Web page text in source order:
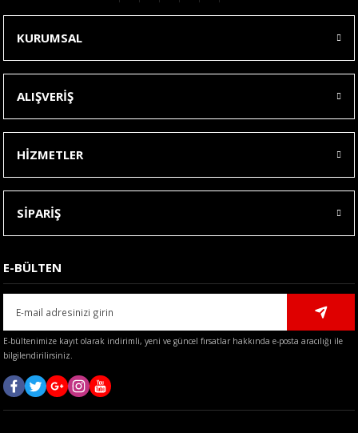
KURUMSAL
ALIŞVERİŞ
HİZMETLER
SİPARİŞ
E-BÜLTEN
E-bültenimize kayıt olarak indirimli, yeni ve güncel fırsatlar hakkında e-posta aracılığı ile
bilgilendirilirsiniz.